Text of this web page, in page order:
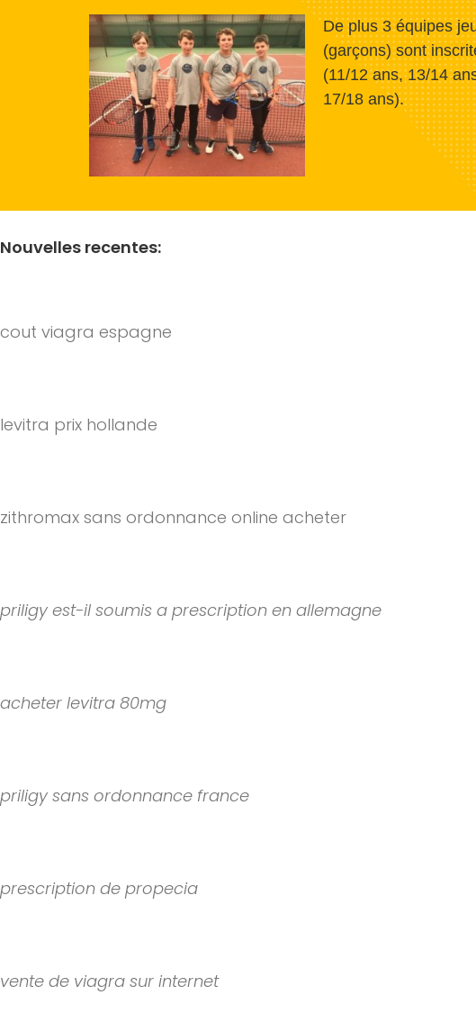
De plus 3 équipes
(garçons) sont
(11/12 ans, 13/14
17/18 ans).
Nouvelles recentes:
cout viagra espagne
levitra prix hollande
zithromax sans ordonnance online acheter
priligy est-il soumis a prescription en allemagne
acheter levitra 80mg
priligy sans ordonnance france
prescription de propecia
vente de viagra sur internet